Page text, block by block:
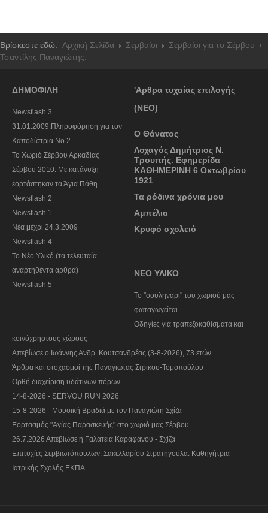
Βρίσκεστε εδώ: Αρχική Σελίδα Σερβαίοι
Σερβαίοι για το Σέρβου
Τσαντίλης Παναγιώτης.
ΔΗΜΟΦΙΛΗ
Newsflash 3
31.01.2009.Πληροφόρηση για τον
Καποδίστρια Νο 2
To Χωριό Σέρβου Αρκαδίας
Σέρβου 2010. Με κατάνυξη
εορτάστηκαν τα Άγια Πάθη.
Newsflash 2
Newsflash 1
Nέα μέχρι 24.3.2009
Newsflash 4
Το Νέο Υλικό (τα τελευταία
αναρτηθέντα άρθρα)
Newsflash 5
'Αρθρα τυχαίας επιλογής
(ΝΕΟ)
Ο Θάνατος
Λοχαγός Δημήτριος Ν.
Τρουπής. Εφημερίδα
ΚΑΘΗΜΕΡΙΝΗ 6 Οκτωβρίου
1921
Τα ρόδινα χρόνια μου
Αμπέλια
Κρυφό σχολειό
ΝΕΟ ΥΛΙΚΟ
To "σουληνάρι" του χωριού μας
φωταγωγείται.
Οδηγίες για τραπεζοκαθίσματα και
κοινόχρηστους χώρους
Απεβίωσε ο Ιωάννης Ανδρ. Κουτσανδρέας (3-8-2026), 73 ετών
Άρθρα και στοχασμοί της Παναγιώτας Στρίκου-Τομοπούλου
Ορθή διαχείριση υδάτινων πόρων
14-8-2026 - SERVOU RUN 2026
15-8-2026 - Μουσική Βραδιά με τον Παναγιώτη Σχίζα
Εορτασμός "Αγίας Παρασκευής" στο χωριό μας Σέρβου
26.7.2026 Απεβίωσε η Γαλάτεια Καραφάνου - Σχίζα
Επιτυχίες Σερβιωτόπουλων. Σακελλαρίου Στρατηγούλα. Καθηγήτρια
Ιατρικής Σχολής ΕΚΠΑ.